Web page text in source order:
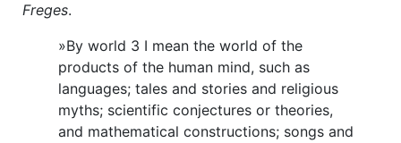
Freges.
»By world 3 I mean the world of the
products of the human mind, such as
languages; tales and stories and religious
myths; scientific conjectures or theories,
and mathematical constructions; songs and